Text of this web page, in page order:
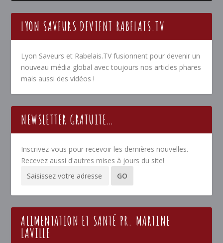
LYON SAVEURS DEVIENT RABELAIS.TV
Lyon Saveurs et Rabelais.TV fusionnent pour devenir un
nouveau média global avec toujours nos articles phares
mais aussi des vidéos !
NEWSLETTER GRATUITE…
Inscrivez-vous pour recevoir les dernières nouvelles.
Recevez aussi d'autres mises à jours du site!
ALIMENTATION ET SANTÉ PR. MARTINE
LAVILLE